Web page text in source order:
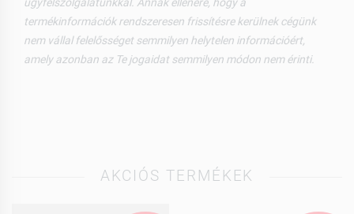
termékinformációk rendszeresen frissítésre kerülnek cégünk
nem vállal felelősséget semmilyen helytelen információért,
amely azonban az Te jogaidat semmilyen módon nem érinti.
AKCIÓS TERMÉKEK